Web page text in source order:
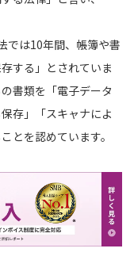
では10年間、帳簿や書
する」とされていま
書類を「電子データ
存」「スキャナによ
とを認めています。